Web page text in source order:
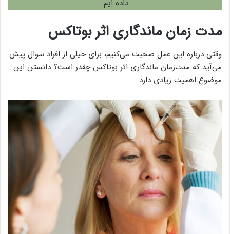
داده ایم.
مدت‌ زمان ماندگاری اثر بوتاکس
وقتی درباره این عمل صحبت می‌کنیم، برای خیلی از افراد سوال پیش
می‌آید که مدت‌زمان ماندگاری اثر بوتاکس چقدر است؟ دانستن این
موضوع اهمیت زیادی دارد.